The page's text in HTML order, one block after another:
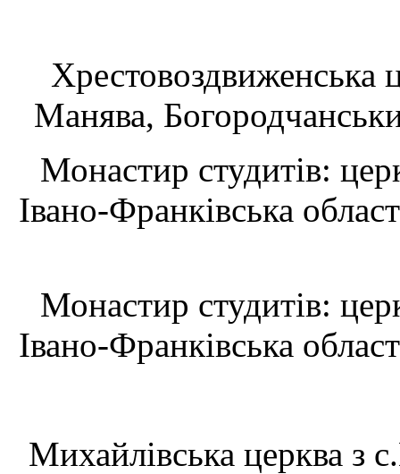
Хрестовоздвиженська
Манява,
Монастир студитів:
Івано-Франківська
Монастир студитів:
Івано-Франківська
Михайлівська церква з